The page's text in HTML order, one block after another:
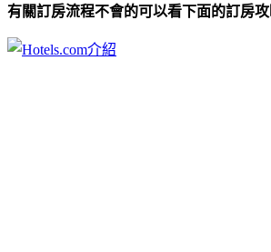
有關訂房流程不會的可以看下面的訂房攻